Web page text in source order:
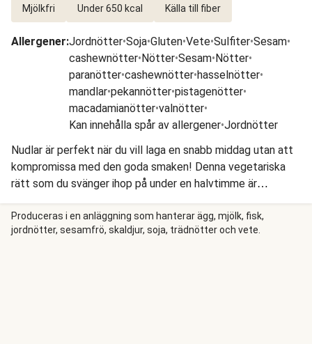
Mjölkfri Under 650 kcal Källa till fiber
Allergener:Jordnötter•Soja•Gluten•Vete•Sulfiter•Sesam•
cashewnötter•Nötter•Sesam•Nötter•
paranötter•cashewnötter•hasselnötter•
mandlar•pekannötter•pistagenötter•
macadamianötter•valnötter•
Kan innehålla spår av allergener•Jordnötter
Nudlar är perfekt när du vill laga en snabb middag utan att
kompromissa med den goda smaken! Denna vegetariska
rätt som du svänger ihop på under en halvtimme är
fullproppad med härliga ingredienser och konsistenser. Vi
vänder nudlar, svamp och wokade grönsaker i en sataysås
och toppar med cashewnötter, salladslök och sesamfrön,
Produceras i en anläggning som hanterar ägg, mjölk, fisk,
jordnötter, sesamfrö, skaldjur, soja, trädnötter och vete.